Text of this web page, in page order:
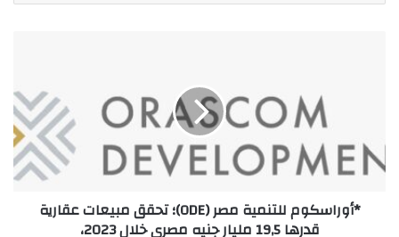
عقارية
قدرها
*أوراسكوم للتنمية مصر (ODE)؛ تحقق مبيعات عقارية
قدرها 19,5 مليار جنيه مصري خلال 2023،